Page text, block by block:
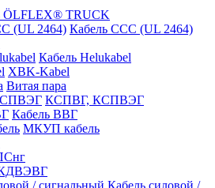
ÖLFLEX® TRUCK
Кабель CCC (UL 2464)
Кабель Helukabel
XBK-Kabel
Витая пара
КСПВГ, КСПВЭГ
Кабель ВВГ
МКУП кабель
Кабель силовой /